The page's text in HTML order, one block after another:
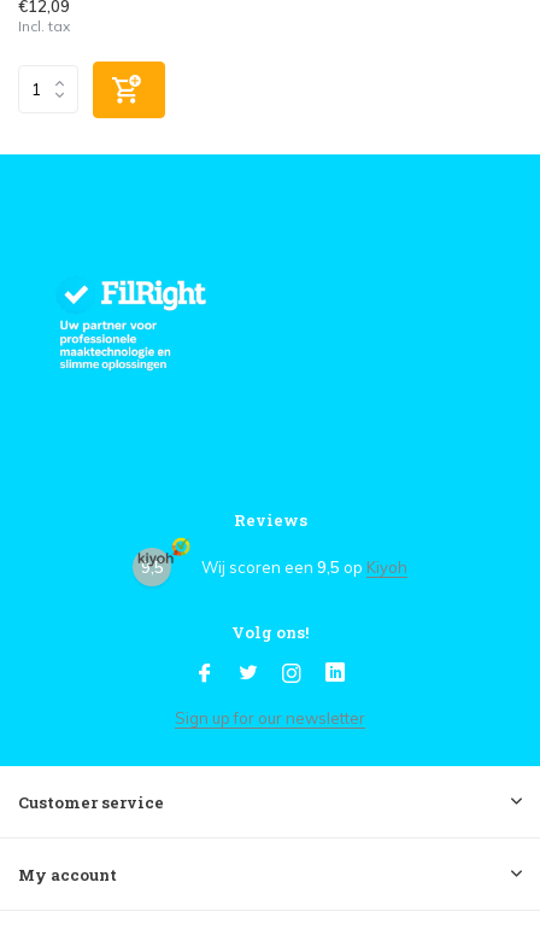
€12,09
Incl. tax
Reviews
9,5 Wij scoren een 9,5 op Kiyoh
Volg ons!
Sign up for our newsletter
Customer service
My account